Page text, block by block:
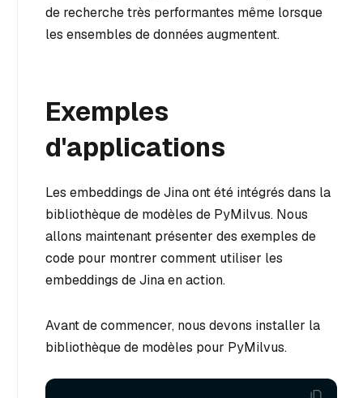
de recherche très performantes même lorsque
les ensembles de données augmentent.
Exemples
d'applications
Les embeddings de Jina ont été intégrés dans la
bibliothèque de modèles de PyMilvus. Nous
allons maintenant présenter des exemples de
code pour montrer comment utiliser les
embeddings de Jina en action.
Avant de commencer, nous devons installer la
bibliothèque de modèles pour PyMilvus.